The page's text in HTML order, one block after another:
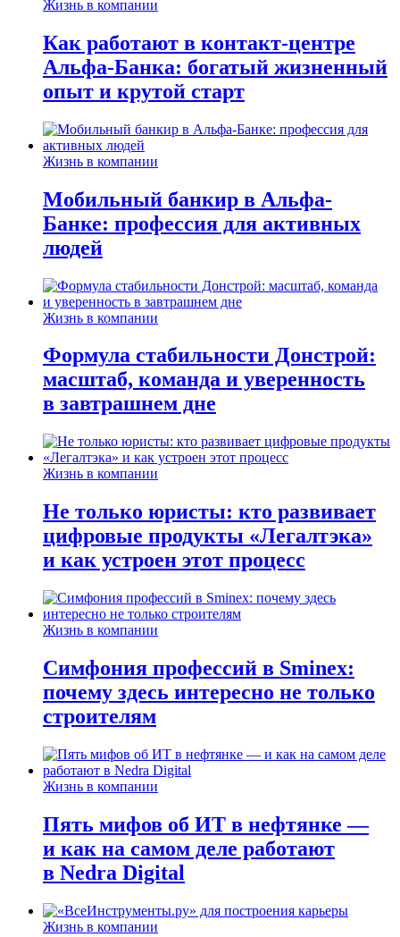
Жизнь в компании
Как работают в контакт-центре
Альфа-Банка: богатый жизненный
опыт и крутой старт
Жизнь в компании
Мобильный банкир в Альфа-
Банке: профессия для активных
людей
Жизнь в компании
Формула стабильности Донстрой:
масштаб, команда и уверенность
в завтрашнем дне
Жизнь в компании
Не только юристы: кто развивает
цифровые продукты «Легалтэка»
и как устроен этот процесс
Жизнь в компании
Симфония профессий в Sminex:
почему здесь интересно не только
строителям
Жизнь в компании
Пять мифов об ИТ в нефтянке —
и как на самом деле работают
в Nedra Digital
Жизнь в компании